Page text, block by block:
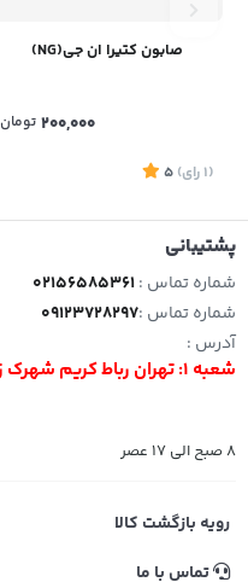
صابون کتیرا ان جی(NG)
200,000 تومان
(1 رای)
5
پشتیبانی
شماره تماس :02156585361
شماره تماس :09123728297
آدرس :
شعبه 1: تهران رباط کریم شهرک زواره ای
8 صبح الی 17 عصر
رویه بازگشت کالا
تماس با ما